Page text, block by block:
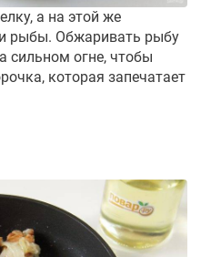
а на этой же
рыбы. Обжаривать рыбу
сильном огне, чтобы
которая запечатает